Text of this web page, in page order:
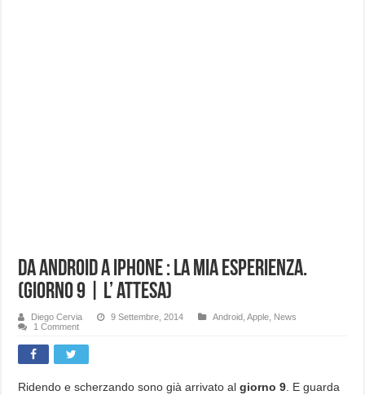
Da Android a iPhone : La mia esperienza.
(Giorno 9 | L’ attesa)
Diego Cervia 9 Settembre, 2014 Android ,Apple News
1 Comment
Ridendo e scherzando sono già arrivato algiorno 9 . E guarda